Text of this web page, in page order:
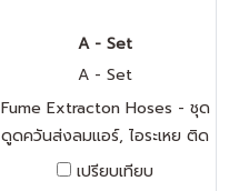
A - Set
A - Set
Fume Extracton Hoses - ชุด
ดูดควันส่งลมแอร์, ไอระเหย ติด
ตั้งเฉพาะจุด ดัดรูปทรงแล้วอยู่
เปรียบเทียบ